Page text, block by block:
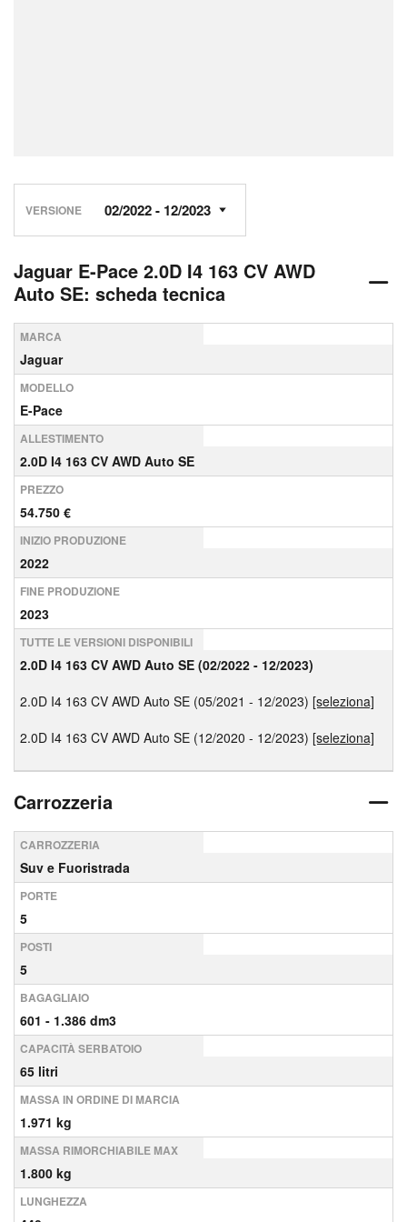
VERSIONE
Jaguar E-Pace 2.0D I4 163 CV AWD
Auto SE: scheda tecnica
MARCA
Jaguar
MODELLO
E-Pace
ALLESTIMENTO
2.0D I4 163 CV AWD Auto SE
PREZZO
54.750 €
INIZIO PRODUZIONE
2022
FINE PRODUZIONE
2023
TUTTE LE VERSIONI DISPONIBILI
2.0D I4 163 CV AWD Auto SE (02/2022 - 12/2023)
2.0D I4 163 CV AWD Auto SE (05/2021 - 12/2023) [seleziona]
2.0D I4 163 CV AWD Auto SE (12/2020 - 12/2023) [seleziona]
Carrozzeria
CARROZZERIA
Suv e Fuoristrada
PORTE
5
POSTI
5
BAGAGLIAIO
601 - 1.386 dm3
CAPACITÀ SERBATOIO
65 litri
MASSA IN ORDINE DI MARCIA
1.971 kg
MASSA RIMORCHIABILE MAX
1.800 kg
LUNGHEZZA